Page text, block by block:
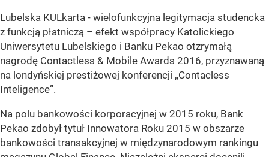
Lubelska KULkarta - wielofunkcyjna legitymacja studencka
z funkcją płatniczą – efekt współpracy Katolickiego
Uniwersytetu Lubelskiego i Banku Pekao otzrymałą
nagrodę Contactless & Mobile Awards 2016, przyznawaną
na londyńskiej prestiżowej konferencji „Contacless
Inteligence”.
Na polu bankowości korporacyjnej w 2015 roku, Bank
Pekao zdobył tytuł Innowatora Roku 2015 w obszarze
bankowości transakcyjnej w międzynarodowym rankingu